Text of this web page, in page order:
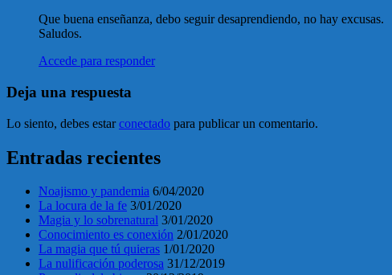
Que buena enseñanza, debo seguir desaprendiendo, no hay excusas.
Saludos.
Accede para responder
Deja una respuesta
Lo siento, debes estarconectado para publicar un comentario.
Entradas recientes
Noajismo y pandemia 6/04/2020
La locura de la fe 3/01/2020
Magia y lo sobrenatural 3/01/2020
Conocimiento es conexión 2/01/2020
La magia que tú quieras 1/01/2020
La nulificación poderosa 31/12/2019